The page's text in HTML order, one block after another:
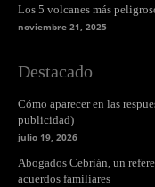
Los 5 volcanes más
noviembre 21, 2025
Destacado
Cómo aparecer en las
publicidad)
julio 19, 2026
Abogados Cebrián, un
acuerdos familiares